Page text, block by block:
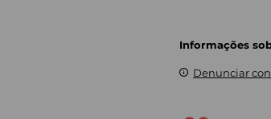
Informações
Denunciar